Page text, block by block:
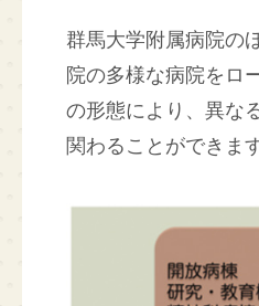
群馬大学附属病院の
院の多様な病院をロ
の形態により、異な
関わることができます